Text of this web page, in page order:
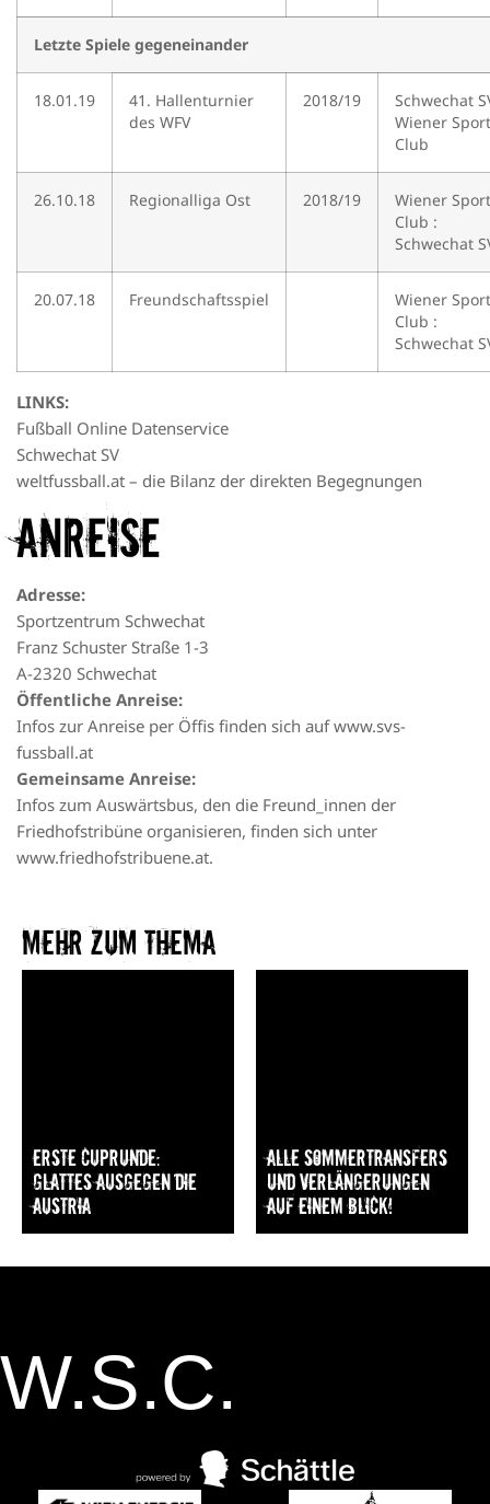
Letzte Spiele gegeneinander
18.01.19
41. Hallenturnier
des WFV
2018/19
Schwechat
Wiener
Club
26.10.18 Regionalliga Ost 2018/19
Wiener
Club :
Schwechat
20.07.18 Freundschaftsspiel
Wiener
Club :
Schwechat
LINKS:
Fußball Online Datenservice
Schwechat SV
weltfussball.at – die Bilanz der direkten Begegnungen
Anreise
Adresse:
Sportzentrum Schwechat
Franz Schuster Straße 1-3
A-2320 Schwechat
Öffentliche Anreise:
Infos zur Anreise per Öffis finden sich aufwww.svs-
fussball.at
Gemeinsame Anreise:
Infos zum Auswärtsbus, den die Freund_innen der
Friedhofstribüne organisieren, finden sich unter
www.friedhofstribuene.at.
Mehr zum Thema​
Erste Cuprunde:
Glattes Ausgegen die
Austria
Alle Sommertransfers
und Verlängerungen
auf einem Blick!
W.S.C.